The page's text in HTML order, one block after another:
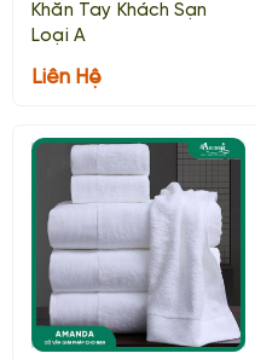
Khăn Tay Khách Sạn
Loại A
Liên Hệ